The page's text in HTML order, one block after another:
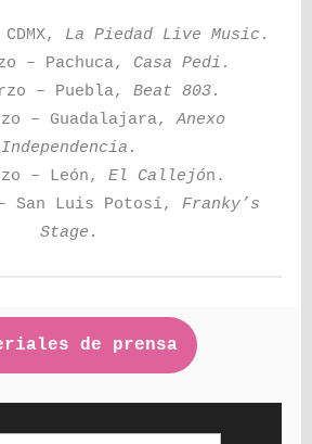
La Piedad Live Music.
– Pachuca, Casa Pedi.
– Puebla, Beat 803.
– Guadalajara,Anexo
Independencia.
– León, El Callejón.
San Luis Potosí, Franky’s
Stage.
de prensa